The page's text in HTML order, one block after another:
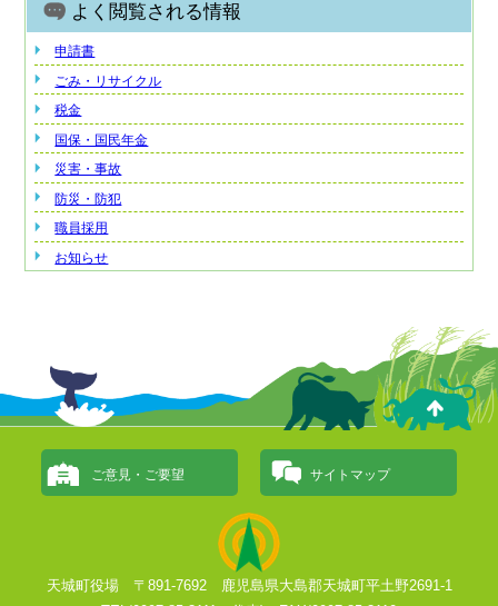
よく閲覧される情報
申請書
ごみ・リサイクル
税金
国保・国民年金
災害・事故
防災・防犯
職員採用
お知らせ
ご意見・ご要望 サイトマップ
天城町役場 〒891-7692 鹿児島県大島郡天城町平土野2691-1